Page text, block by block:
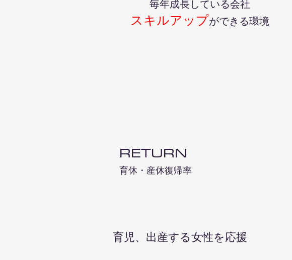
毎年成長している会社
スキルアップができる環境
RETURN
​育休・産休復帰率
​育児、出産する女性を応援